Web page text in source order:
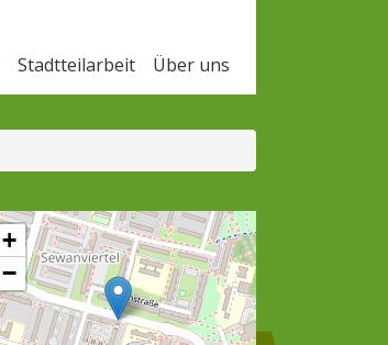
Stadtteilarbeit Über uns
+
−